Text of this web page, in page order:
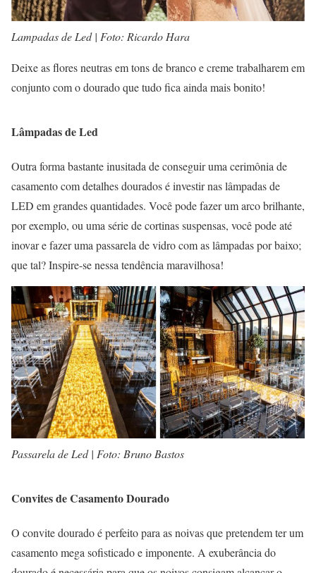
Lampadas de Led | Foto: Ricardo Hara
Deixe as flores neutras em tons de branco e creme trabalharem em
conjunto com o dourado que tudo fica ainda mais bonito!
Lâmpadas de Led
Outra forma bastante inusitada de conseguir uma cerimônia de
casamento com detalhes dourados é investir nas lâmpadas de
LED em grandes quantidades. Você pode fazer um arco brilhante,
por exemplo, ou uma série de cortinas suspensas, você pode até
inovar e fazer uma passarela de vidro com as lâmpadas por baixo;
que tal? Inspire-se nessa tendência maravilhosa!
Passarela de Led | Foto: Bruno Bastos
Convites de Casamento Dourado
O convite dourado é perfeito para as noivas que pretendem ter um
casamento mega sofisticado e imponente. A exuberância do